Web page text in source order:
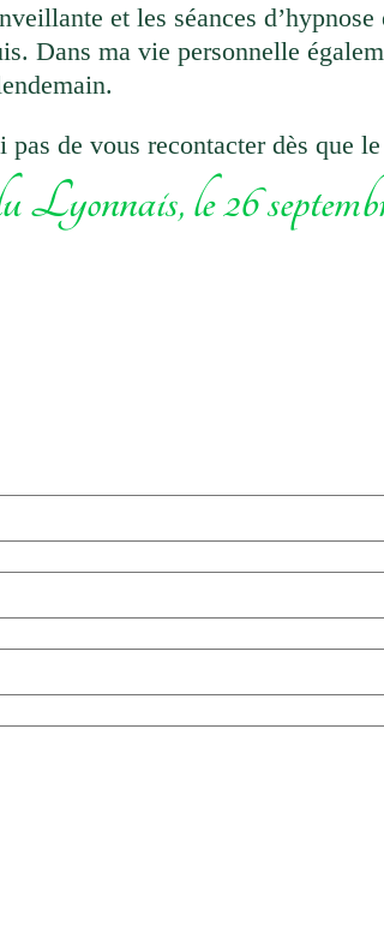
et les séances
Dans ma vie personnelle
de vous recontacter dès que
le 26